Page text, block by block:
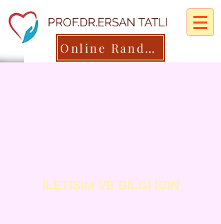
PROF.DR.ERSAN TATLI
Online Randevu
İLETİŞİM VE BİLGİ İÇİN